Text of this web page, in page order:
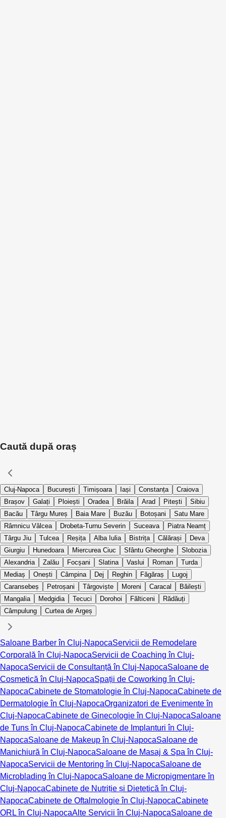
Caută după oraș
Cluj-Napoca București Timișoara Iași Constanța
Craiova
Brașov
Galați Ploiești Oradea Brăila Arad Pitești
Sibiu
Bacău
Târgu Mureș Baia Mare Buzău Botoșani
Satu Mare
Râmnicu Vâlcea
Drobeta-Turnu Severin Suceava
Piatra Neamț
Târgu Jiu
Tulcea Reșița Alba Iulia Bistrița Călărași
Deva
Giurgiu
Hunedoara Miercurea Ciuc Sfântu Gheorghe
Slobozia
Alexandria
Zalău Focșani Slatina Vaslui Roman
Turda
Mediaș
Onești Câmpina Dej Reghin Făgăraș
Lugoj
Caransebeș
Petroșani Târgoviște Moreni Caracal
Băilești
Mangalia
Medgidia Tecuci Dorohoi Fălticeni
Rădăuți
Câmpulung
Curtea de Argeș
Saloane Barber în Cluj-NapocaServicii de Remodelare
Corporală în Cluj-NapocaServicii de Coaching în Cluj-
NapocaServicii de Consultanță în Cluj-NapocaSaloane de
Cosmetică în Cluj-NapocaSpații de Coworking în Cluj-
NapocaCabinete de Stomatologie în Cluj-NapocaCabinete de
Dermatologie în Cluj-NapocaOrganizatori de Evenimente în
Cluj-NapocaCabinete de Ginecologie în Cluj-NapocaSaloane
de Tuns în Cluj-NapocaCabinete de Implanturi în Cluj-
NapocaSaloane de Makeup în Cluj-NapocaSaloane de
Manichiură în Cluj-NapocaSaloane de Masaj & Spa în Cluj-
NapocaServicii de Mentoring în Cluj-NapocaSaloane de
Microblading în Cluj-NapocaSaloane de Micropigmentare în
Cluj-NapocaCabinete de Nutriție și Dietetică în Cluj-
NapocaCabinete de Oftalmologie în Cluj-NapocaCabinete
ORL în Cluj-NapocaAlte Servicii în Cluj-NapocaSaloane de